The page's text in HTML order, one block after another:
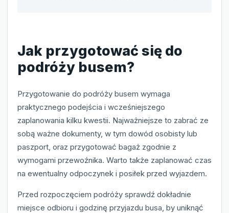
Jak przygotować się do
podróży busem?
Przygotowanie do podróży busem wymaga
praktycznego podejścia i wcześniejszego
zaplanowania kilku kwestii. Najważniejsze to zabrać ze
sobą ważne dokumenty, w tym dowód osobisty lub
paszport, oraz przygotować bagaż zgodnie z
wymogami przewoźnika. Warto także zaplanować czas
na ewentualny odpoczynek i posiłek przed wyjazdem.
Przed rozpoczęciem podróży sprawdź dokładnie
miejsce odbioru i godzinę przyjazdu busa, by uniknąć